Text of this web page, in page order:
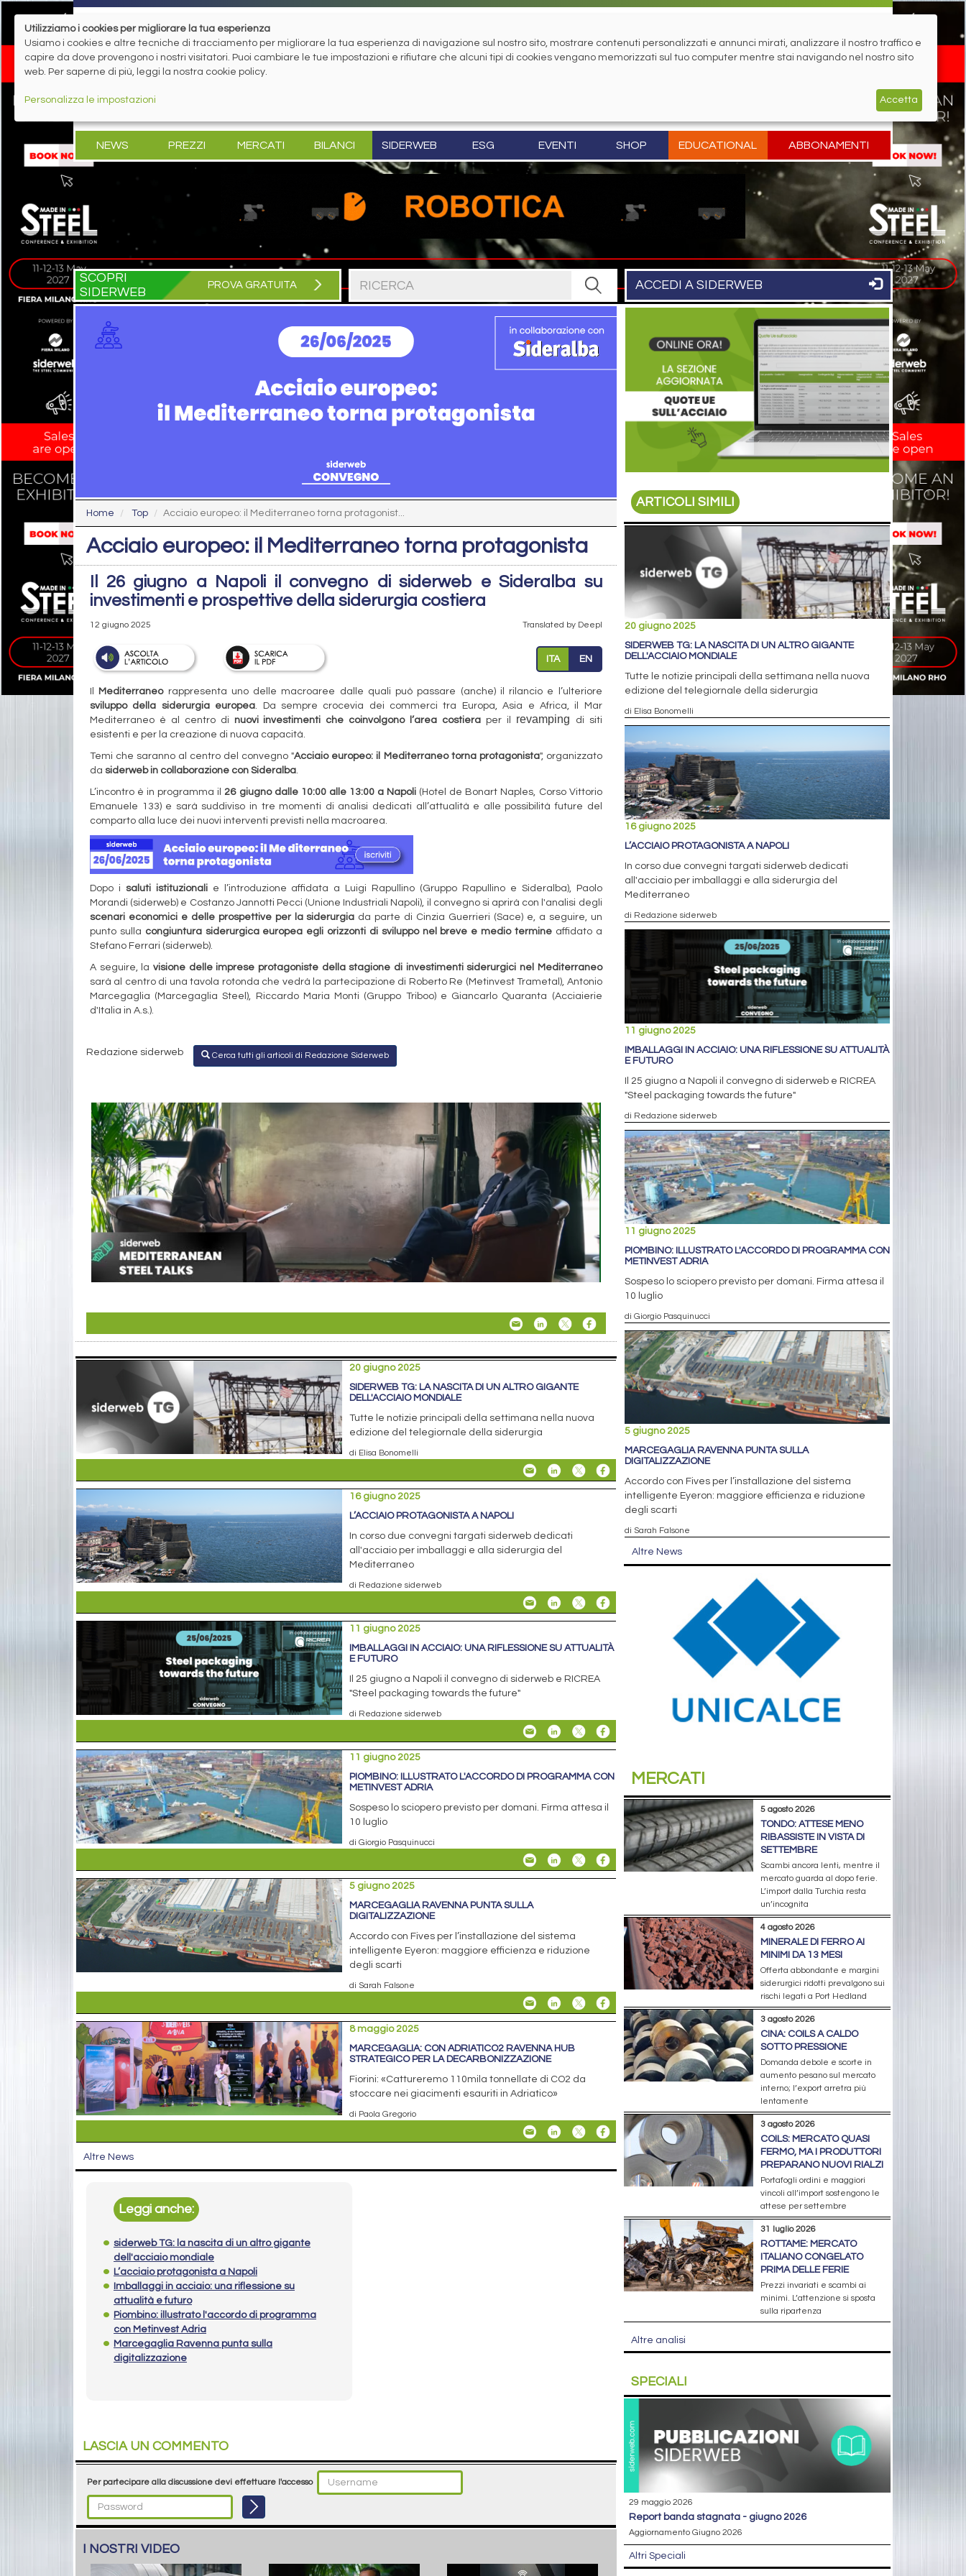
NEWS PREZZI MERCATI BILANCI SIDERWEB ESG EVENTI SHOP EDUCATIONAL ABBONAMENTI
SCOPRI
SIDERWEB
PROVA GRATUITA ACCEDI A SIDERWEB
Home Top Acciaio europeo: il Mediterraneo torna protagonist...
Acciaio europeo: il Mediterraneo torna protagonista
Il 26 giugno a Napoli il convegno di siderweb e Sideralba su
investimenti e prospettive della siderurgia costiera
12 giugno 2025 Translated by Deepl
ITA EN
Il Mediterraneo rappresenta uno delle macroaree dalle quali può passare (anche) il rilancio e l’ulteriore
sviluppo della siderurgia europea. Da sempre crocevia dei commerci tra Europa, Asia e Africa, il Mar
Mediterraneo è al centro di
nuovi investimenti che coinvolgono l’area costiera per il revamping
di siti
esistenti e per la creazione di nuova capacità.
Temi che saranno al centro del convegno "Acciaio europeo: il Mediterraneo torna protagonista", organizzato
da siderweb in collaborazione con Sideralba.
L’incontro è in programma il 26 giugno dalle 10:00 alle 13:00 a Napoli (Hotel de Bonart Naples, Corso Vittorio
Emanuele 133) e sarà suddiviso in tre momenti di analisi dedicati all’attualità e alle possibilità future del
comparto alla luce dei nuovi interventi previsti nella macroarea.
Dopo i saluti istituzionalie l’introduzione affidata a Luigi Rapullino (Gruppo Rapullino e Sideralba), Paolo
Morandi (siderweb) e Costanzo Jannotti Pecci (Unione Industriali Napoli), il convegno si aprirà con l'analisi degli
scenari economici e delle prospettive per la siderurgia da parte di Cinzia Guerrieri (Sace) e, a seguire, un
punto sulla congiuntura siderurgica europea egli orizzonti di sviluppo nel breve e medio termineaffidato a
Stefano Ferrari (siderweb).
A seguire, lavisione delle imprese protagoniste della stagione di investimenti siderurgici nel Mediterraneo
sarà al centro di una tavola rotonda che vedrà la partecipazione di Roberto Re (Metinvest Trametal), Antonio
Marcegaglia (Marcegaglia Steel), Riccardo Maria Monti (Gruppo Triboo) e Giancarlo Quaranta (Acciaierie
d'Italia in A.s.).
Redazione siderweb Cerca tutti gli articoli di Redazione Siderweb
20 giugno 2025
SIDERWEB TG: LA NASCITA DI UN ALTRO GIGANTE
DELL'ACCIAIO MONDIALE
Tutte le notizie principali della settimana nella nuova
edizione del telegiornale della siderurgia
di Elisa Bonomelli
16 giugno 2025
L’ACCIAIO PROTAGONISTA A NAPOLI
In corso due convegni targati siderweb dedicati
all'acciaio per imballaggi e alla siderurgia del
Mediterraneo
di Redazione siderweb
11 giugno 2025
IMBALLAGGI IN ACCIAIO: UNA RIFLESSIONE SU ATTUALITÀ
E FUTURO
Il 25 giugno a Napoli il convegno di siderweb e RICREA
"Steel packaging towards the future"
di Redazione siderweb
11 giugno 2025
PIOMBINO: ILLUSTRATO L'ACCORDO DI PROGRAMMA CON
METINVEST ADRIA
Sospeso lo sciopero previsto per domani. Firma attesa il
10 luglio
di Giorgio Pasquinucci
5 giugno 2025
MARCEGAGLIA RAVENNA PUNTA SULLA
DIGITALIZZAZIONE
Accordo con Fives per l’installazione del sistema
intelligente Eyeron: maggiore efficienza e riduzione
degli scarti
di Sarah Falsone
8 maggio 2025
MARCEGAGLIA: CON ADRIATICO2 RAVENNA HUB
STRATEGICO PER LA DECARBONIZZAZIONE
Fiorini: «Cattureremo 110mila tonnellate di CO2 da
stoccare nei giacimenti esauriti in Adriatico»
di Paola Gregorio
Altre News
Leggi anche:
siderweb TG: la nascita di un altro gigante
dell'acciaio mondiale
L’acciaio protagonista a Napoli
Imballaggi in acciaio: una riflessione su
attualità e futuro
Piombino: illustrato l'accordo di programma
con Metinvest Adria
Marcegaglia Ravenna punta sulla
digitalizzazione
LASCIA UN COMMENTO
Per partecipare alla discussione devi effettuare l'accesso
I NOSTRI VIDEO
ARTICOLI SIMILI
20 giugno 2025
SIDERWEB TG: LA NASCITA DI UN ALTRO GIGANTE
DELL'ACCIAIO MONDIALE
Tutte le notizie principali della settimana nella nuova
edizione del telegiornale della siderurgia
di Elisa Bonomelli
16 giugno 2025
L’ACCIAIO PROTAGONISTA A NAPOLI
In corso due convegni targati siderweb dedicati
all'acciaio per imballaggi e alla siderurgia del
Mediterraneo
di Redazione siderweb
11 giugno 2025
IMBALLAGGI IN ACCIAIO: UNA RIFLESSIONE SU ATTUALITÀ
E FUTURO
Il 25 giugno a Napoli il convegno di siderweb e RICREA
"Steel packaging towards the future"
di Redazione siderweb
11 giugno 2025
PIOMBINO: ILLUSTRATO L'ACCORDO DI PROGRAMMA CON
METINVEST ADRIA
Sospeso lo sciopero previsto per domani. Firma attesa il
10 luglio
di Giorgio Pasquinucci
5 giugno 2025
MARCEGAGLIA RAVENNA PUNTA SULLA
DIGITALIZZAZIONE
Accordo con Fives per l’installazione del sistema
intelligente Eyeron: maggiore efficienza e riduzione
degli scarti
di Sarah Falsone
Altre News
MERCATI
5 agosto 2026
TONDO: ATTESE MENO
RIBASSISTE IN VISTA DI
SETTEMBRE
Scambi ancora lenti, mentre il
mercato guarda al dopo ferie.
L’import dalla Turchia resta
un’incognita
4 agosto 2026
MINERALE DI FERRO AI
MINIMI DA 13 MESI
Offerta abbondante e margini
siderurgici ridotti prevalgono sui
rischi legati a Port Hedland
3 agosto 2026
CINA: COILS A CALDO
SOTTO PRESSIONE
Domanda debole e scorte in
aumento pesano sul mercato
interno; l’export arretra più
lentamente
3 agosto 2026
COILS: MERCATO QUASI
FERMO, MA I PRODUTTORI
PREPARANO NUOVI RIALZI
Portafogli ordini e maggiori
vincoli all’import sostengono le
attese per settembre
31 luglio 2026
ROTTAME: MERCATO
ITALIANO CONGELATO
PRIMA DELLE FERIE
Prezzi invariati e scambi ai
minimi. L’attenzione si sposta
sulla ripartenza
Altre analisi
SPECIALI
29 maggio 2026
report banda stagnata - giugno 2026
Aggiornamento Giugno 2026
Altri Speciali
Utilizziamo i cookies per migliorare la tua esperienza
Usiamo i cookies e altre tecniche di tracciamento per migliorare la tua esperienza di navigazione sul nostro sito, mostrare contenuti personalizzati e annunci mirati, analizzare il nostro traffico e
capire da dove provengono i nostri visitatori. Puoi cambiare le tue impostazioni e rifiutare che alcuni tipi di cookies vengano memorizzati sul tuo computer mentre stai navigando nel nostro sito
web. Per saperne di più, leggi la nostra cookie policy.
Personalizza le impostazioni Accetta